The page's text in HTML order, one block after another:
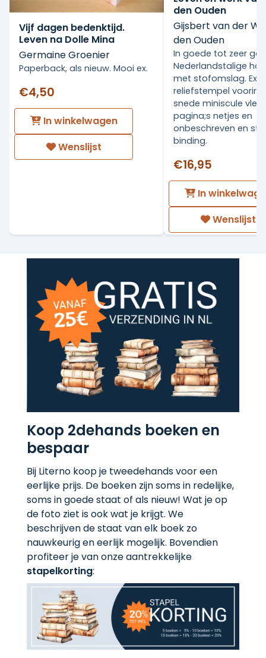
Vijf dagen bedenktijd.
Leven na Dolle Mina
Germaine Groenier
Paperback, als nieuw. Mooi ex.
€4,50
In winkelwagen
Wenslijst
den Ouden
Gijsbert van der
den Ouden
In goede tot zeer
Nederlandstalige
met stofomslag. Ex
reliefstempel voorin.
snede miniscule
pagina;s netjes en
onbeschreven en
binding.
€16,95
In
Wenslijst
Koop 2dehands boeken en
bespaar
Bij Literno koop je tweedehands voor een
eerlijke prijs. De boeken zijn soms in redelijke,
soms in goede staat of als nieuw! Wat je op
de foto ziet is ook wat je krijgt. We
beschrijven de staat van elk boek zo
nauwkeurig en eerlijk mogelijk. Bovendien
profiteer je van onze aantrekkelijke
stapelkorting: